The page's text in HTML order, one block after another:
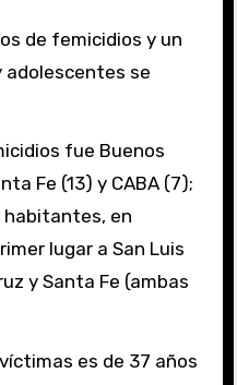
de femicidios y un
adolescentes se
fue Buenos
Fe (13) y CABA (7);
habitantes, en
lugar a San Luis
y Santa Fe (ambas
es de 37 años